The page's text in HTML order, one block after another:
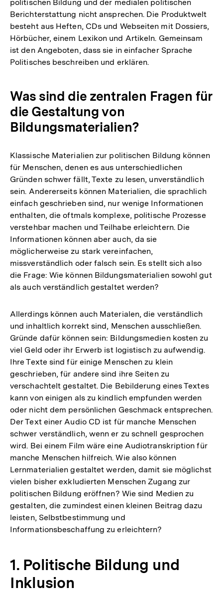
politischen Bildung und der medialen politischen
Berichterstattung nicht ansprechen. Die Produktwelt
besteht aus Heften, CDs und Webseiten mit Dossiers,
Hörbücher, einem Lexikon und Artikeln. Gemeinsam
ist den Angeboten, dass sie in einfacher Sprache
Politisches beschreiben und erklären.
Was sind die zentralen Fragen für
die Gestaltung von
Bildungsmaterialien?
Klassische Materialien zur politischen Bildung können
für Menschen, denen es aus unterschiedlichen
Gründen schwer fällt, Texte zu lesen, unverständlich
sein. Andererseits können Materialien, die sprachlich
einfach geschrieben sind, nur wenige Informationen
enthalten, die oftmals komplexe, politische Prozesse
verstehbar machen und Teilhabe erleichtern. Die
Informationen können aber auch, da sie
möglicherweise zu stark vereinfachen,
missverständlich oder falsch sein. Es stellt sich also
die Frage: Wie können Bildungsmaterialien sowohl gut
als auch verständlich gestaltet werden?
Allerdings können auch Materialen, die verständlich
und inhaltlich korrekt sind, Menschen ausschließen.
Gründe dafür können sein: Bildungsmedien kosten zu
viel Geld oder ihr Erwerb ist logistisch zu aufwendig.
Ihre Texte sind für einige Menschen zu klein
geschrieben, für andere sind ihre Seiten zu
verschachtelt gestaltet. Die Bebilderung eines Textes
kann von einigen als zu kindlich empfunden werden
oder nicht dem persönlichen Geschmack entsprechen.
Der Text einer Audio CD ist für manche Menschen
schwer verständlich, wenn er zu schnell gesprochen
wird. Bei einem Film wäre eine Audiotranskription für
manche Menschen hilfreich. Wie also können
Lernmaterialien gestaltet werden, damit sie möglichst
vielen bisher exkludierten Menschen Zugang zur
politischen Bildung eröffnen? Wie sind Medien zu
gestalten, die zumindest einen kleinen Beitrag dazu
leisten, Selbstbestimmung und
Informationsbeschaffung zu erleichtern?
1. Politische Bildung und
Inklusion